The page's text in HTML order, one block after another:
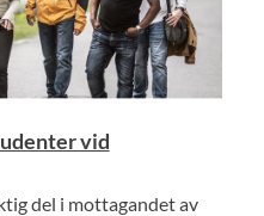
vid
del i mottagandet av